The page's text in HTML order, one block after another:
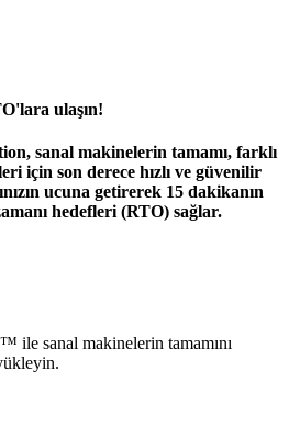
ulaşın!
sanal makinelerin tamamı, farklı
için son derece hızlı ve güvenilir
ucuna getirerek 15 dakikanın
hedefleri (RTO) sağlar.
ile sanal makinelerin tamamını